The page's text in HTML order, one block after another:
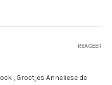
, Groetjes Anneliese de
REAGEER